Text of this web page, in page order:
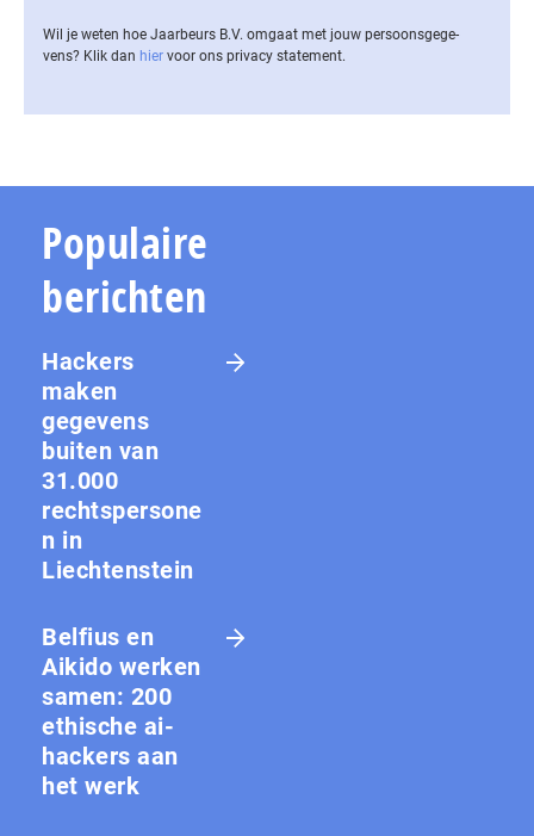
Wil je weten hoe Jaarbeurs B.V. omgaat met jouw per­soons­ge­ge­
vens? Klik dan hier voor ons privacy statement.
Populaire
berichten
Hackers
maken
gegevens
buiten van
31.000
rechtspersone
n in
Liechtenstein
Belfius en
Aikido werken
samen: 200
ethische ai-
hackers aan
het werk